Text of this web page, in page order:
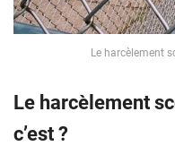
Le harcèlement
Le harcèlement
c’est ?